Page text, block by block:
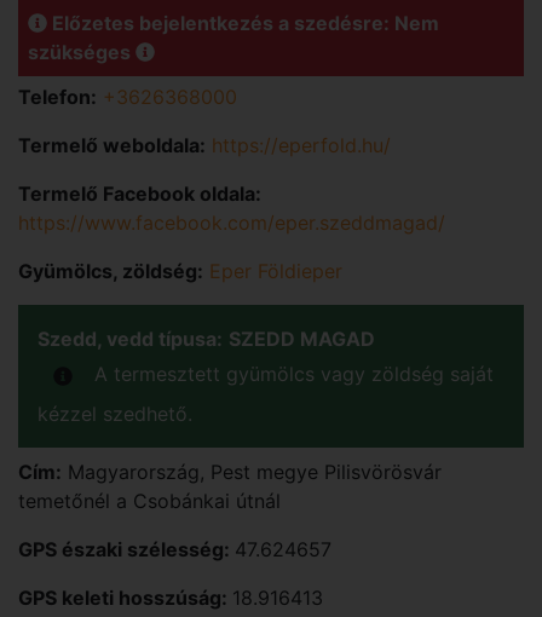
Előzetes bejelentkezés a szedésre: Nem
szükséges
Telefon: +3626368000
Termelő weboldala: https://eperfold.hu/
Termelő Facebook oldala:
https://www.facebook.com/eper.szeddmagad/
Gyümölcs, zöldség: Eper Földieper
Szedd, vedd típusa: SZEDD MAGAD
A termesztett gyümölcs vagy zöldség saját
kézzel szedhető.
Cím: Magyarország , Pest megye Pilisvörösvár
temetőnél a Csobánkai útnál
GPS északi szélesség: 47.624657
GPS keleti hosszúság: 18.916413